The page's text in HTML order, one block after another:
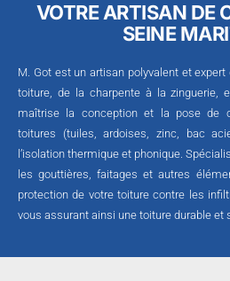
VOTRE ARTISAN DE
SEINE
M. Got est un artisan polyvalent et
toiture, de la charpente à la zinguerie,
maîtrise la conception et la pose de
toitures (tuiles, ardoises, zinc, bac
l’isolation thermique et phonique.
les gouttières, faitages et autres
protection de votre toiture contre les
vous assurant ainsi une toiture durable et